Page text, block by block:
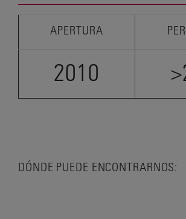
APERTURA
2010
DÓNDE PUEDE ENCONTRARNOS: